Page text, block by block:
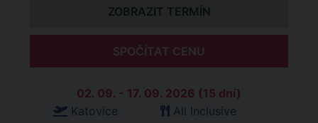
ZOBRAZIT TERMÍN
SPOČÍTAT CENU
02. 09. - 17. 09. 2026 (15 dní)
Katovice
All Inclusive